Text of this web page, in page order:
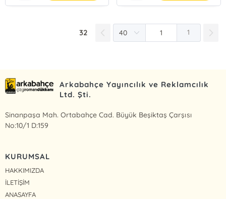
32 1
Arkabahçe Yayıncılık ve Reklamcılık
Ltd. Şti.
Sinanpaşa Mah. Ortabahçe Cad. Büyük Beşiktaş Çarşısı
No:10/1 D:159
KURUMSAL
HAKKIMIZDA
İLETİŞİM
ANASAYFA